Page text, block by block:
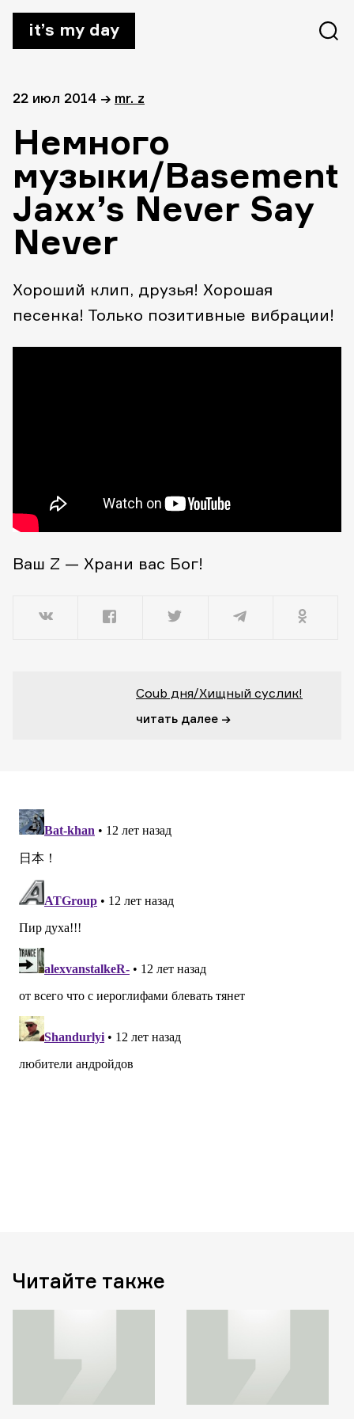
it’s my day
22 июл 2014 → mr. z
Немного
музыки/Basement
Jaxx’s Never Say
Never
Хороший клип, друзья! Хорошая
песенка! Только позитивные вибрации!
Ваш Z — Храни вас Бог!
Coub дня/Хищный суслик!
читать далее →
Читайте также